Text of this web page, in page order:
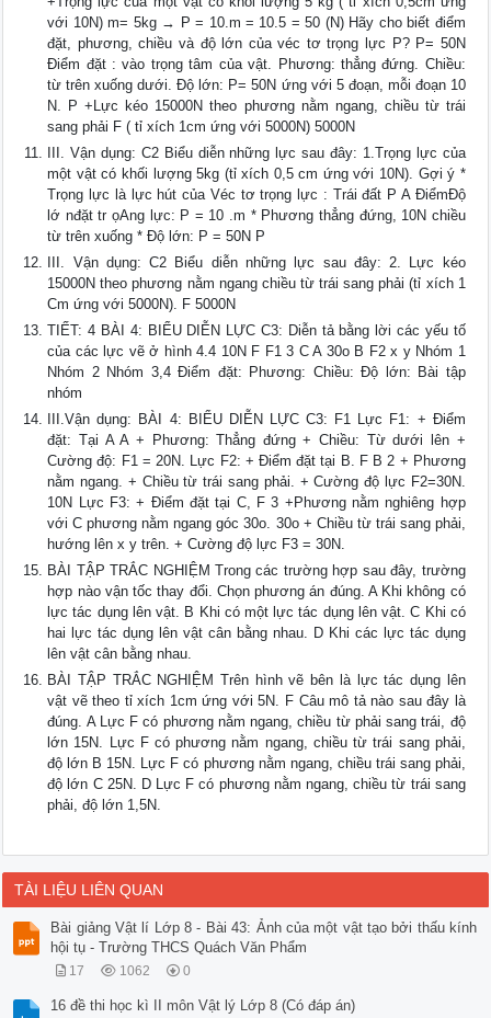
với 10N) m= 5kg → P = 10.m = 10.5 = 50 (N) Hãy cho biết điểm
đặt, phương, chiều và độ lớn của véc tơ trọng lực P? P= 50N
Điểm đặt : vào trọng tâm của vật. Phương: thẳng đứng. Chiều:
từ trên xuống dưới. Độ lớn: P= 50N ứng với 5 đoạn, mỗi đoạn 10
N. P +Lực kéo 15000N theo phương nằm ngang, chiều từ trái
sang phải F ( tỉ xích 1cm ứng với 5000N) 5000N
III. Vận dụng: C2 Biểu diễn những lực sau đây: 1.Trọng lực của
một vật có khối lượng 5kg (tỉ xích 0,5 cm ứng với 10N). Gợi ý *
Trọng lực là lực hút của Véc tơ trọng lực : Trái đất P A ĐiểmĐộ
lớ nđặt tr ọAng lực: P = 10 .m * Phương thẳng đứng, 10N chiều
từ trên xuống * Độ lớn: P = 50N P
III. Vận dụng: C2 Biểu diễn những lực sau đây: 2. Lực kéo
15000N theo phương nằm ngang chiều từ trái sang phải (tỉ xích 1
Cm ứng với 5000N). F 5000N
TIẾT: 4 BÀI 4: BIỂU DIỄN LỰC C3: Diễn tả bằng lời các yếu tố
của các lực vẽ ở hình 4.4 10N F F1 3 C A 30o B F2 x y Nhóm 1
Nhóm 2 Nhóm 3,4 Điểm đặt: Phương: Chiều: Độ lớn: Bài tập
nhóm
III.Vận dụng: BÀI 4: BIỂU DIỄN LỰC C3: F1 Lực F1: + Điểm
đặt: Tại A A + Phương: Thẳng đứng + Chiều: Từ dưới lên +
Cường độ: F1 = 20N. Lực F2: + Điểm đặt tại B. F B 2 + Phương
nằm ngang. + Chiều từ trái sang phải. + Cường độ lực F2=30N.
10N Lực F3: + Điểm đặt tại C, F 3 +Phương nằm nghiêng hợp
với C phương nằm ngang góc 30o. 30o + Chiều từ trái sang phải,
hướng lên x y trên. + Cường độ lực F3 = 30N.
BÀI TẬP TRẮC NGHIỆM Trong các trường hợp sau đây, trường
hợp nào vận tốc thay đổi. Chọn phương án đúng. A Khi không có
lực tác dụng lên vật. B Khi có một lực tác dụng lên vật. C Khi có
hai lực tác dụng lên vật cân bằng nhau. D Khi các lực tác dụng
lên vật cân bằng nhau.
BÀI TẬP TRẮC NGHIỆM Trên hình vẽ bên là lực tác dụng lên
vật vẽ theo tỉ xích 1cm ứng với 5N. F Câu mô tả nào sau đây là
đúng. A Lực F có phương nằm ngang, chiều từ phải sang trái, độ
lớn 15N. Lực F có phương nằm ngang, chiều từ trái sang phải,
độ lớn B 15N. Lực F có phương nằm ngang, chiều trái sang phải,
độ lớn C 25N. D Lực F có phương nằm ngang, chiều từ trái sang
phải, độ lớn 1,5N.
TÀI LIỆU LIÊN QUAN
Bài giảng Vật lí Lớp 8 - Bài 43: Ảnh của một vật tạo bởi thấu kính
hội tụ - Trường THCS Quách Văn Phẩm
17 1062 0
16 đề thi học kì II môn Vật lý Lớp 8 (Có đáp án)